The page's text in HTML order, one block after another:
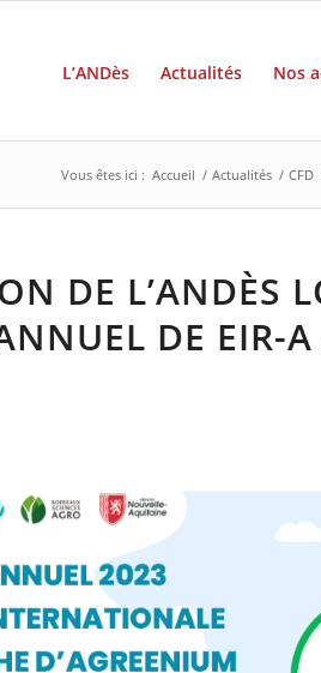
L’ANDès Actualités Nos
Vous êtes ici : Accueil / Actualités / CFD
DE L’ANDÈS
DE EIR-